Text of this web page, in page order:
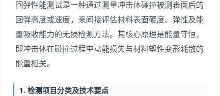
回弹性能测试是一种通过测量冲击体碰撞被测表面后的
回弹高度或速度，来间接评估材料表面硬度、弹性及能
量吸收能力的无损检测方法。其核心原理是能量守恒，
即冲击体在碰撞过程中动能损失与材料塑性变形耗散的
能量相关。
1. 检测项目分类及技术要点